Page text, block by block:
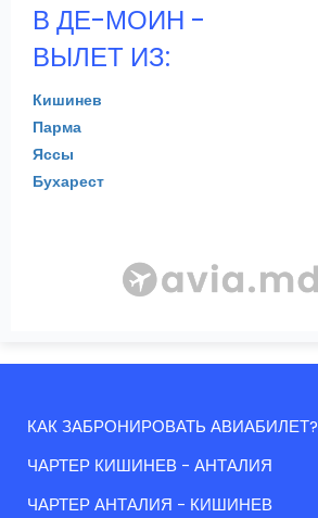
В ДЕ-МОИН -
ВЫЛЕТ ИЗ:
Кишинев
Парма
Яссы
Бухарест
КАК ЗАБРОНИРОВАТЬ АВИАБИЛЕТ?
ЧАРТЕР КИШИНЕВ - АНТАЛИЯ
ЧАРТЕР АНТАЛИЯ - КИШИНЕВ